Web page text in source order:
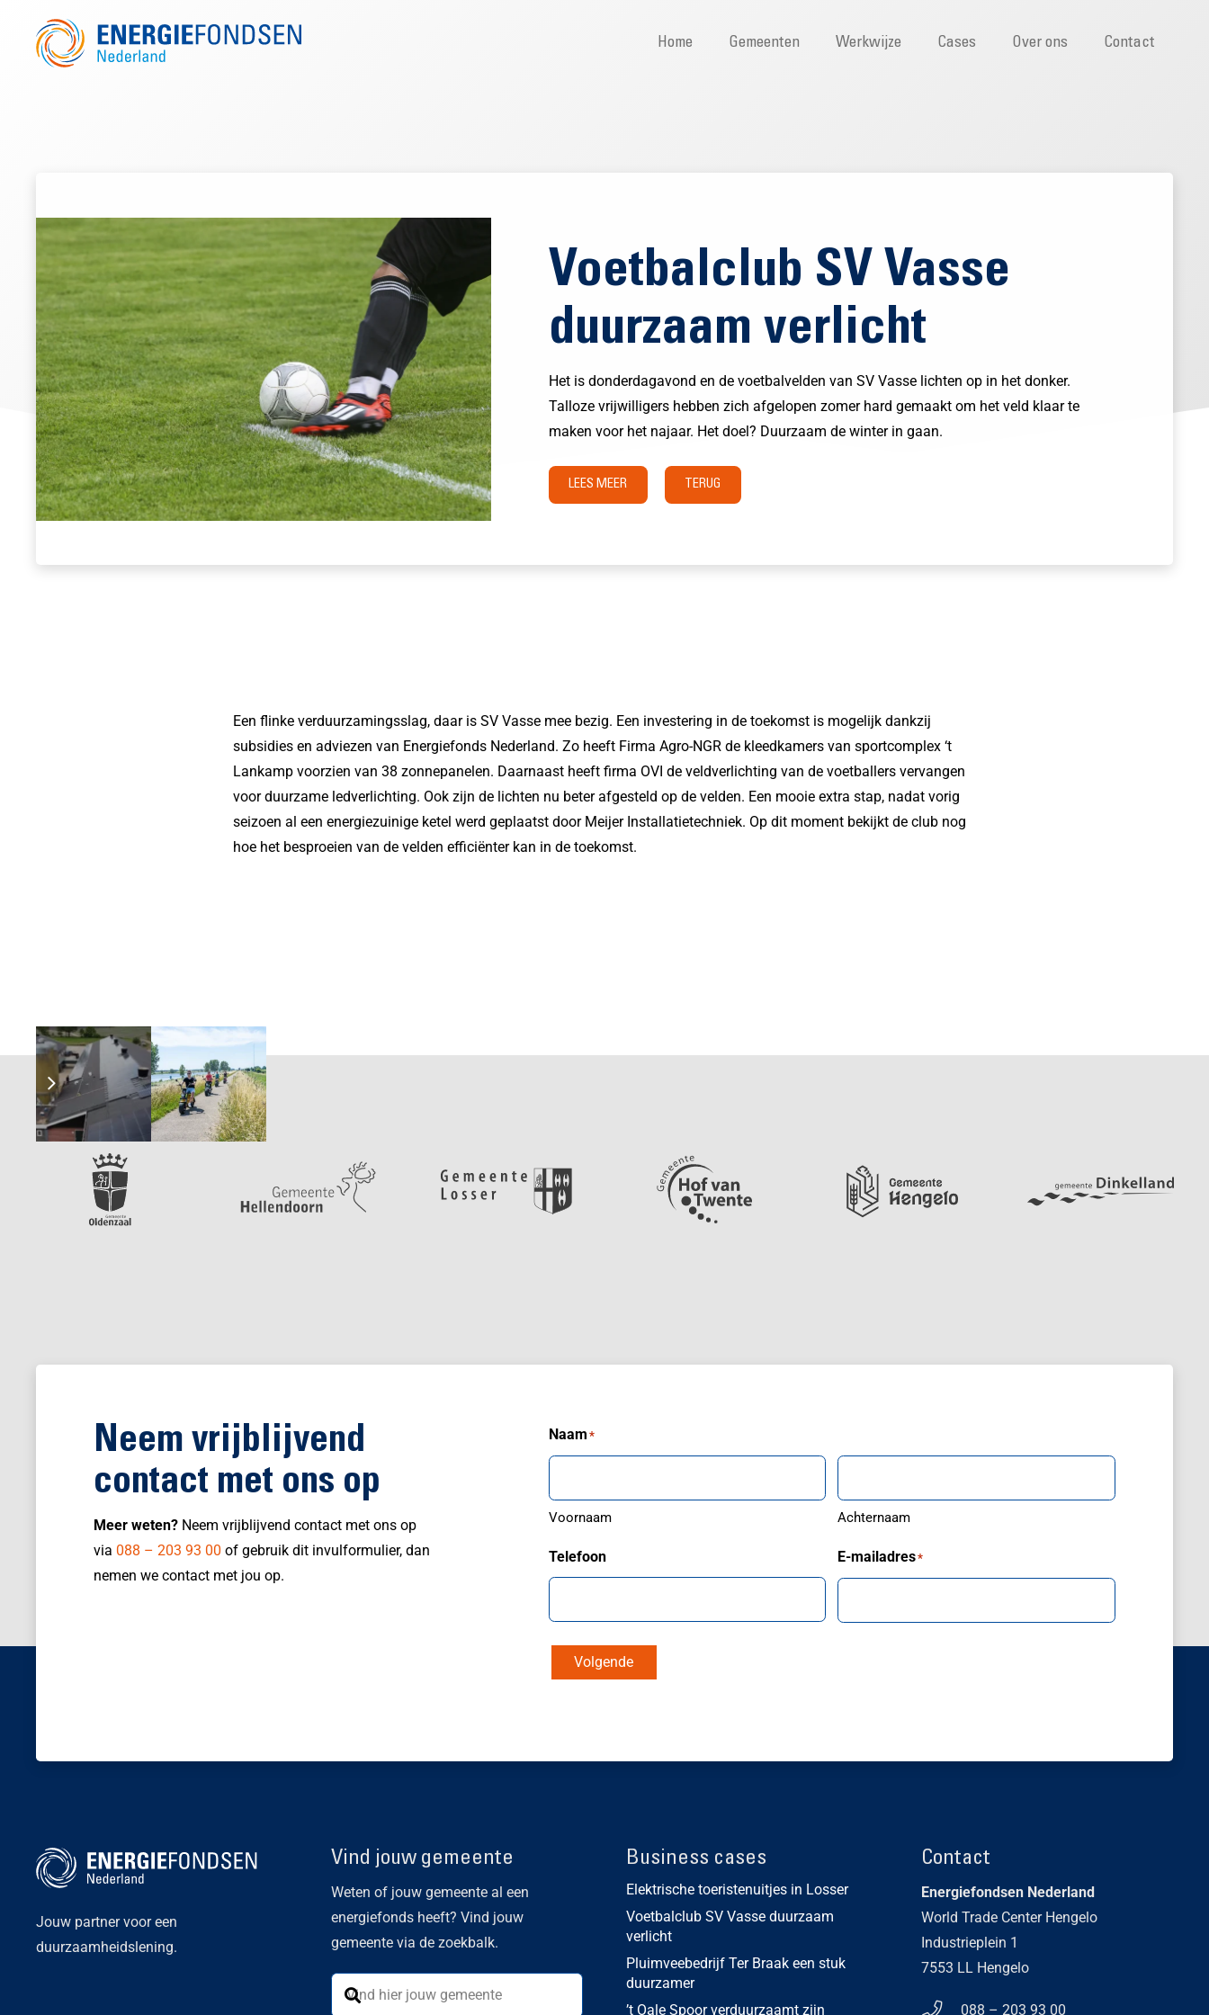
Home Gemeenten Werkwijze Cases Over ons Contact
Voetbalclub SV Vasse
duurzaam verlicht
Het is donderdagavond en de voetbalvelden van SV Vasse lichten op in het donker.
Talloze vrijwilligers hebben zich afgelopen zomer hard gemaakt om het veld klaar te
maken voor het najaar. Het doel? Duurzaam de winter in gaan.
LEES MEER TERUG
Een flinke verduurzamingsslag, daar is SV Vasse mee bezig. Een investering in de toekomst is mogelijk dankzij
subsidies en adviezen van Energiefonds Nederland. Zo heeft Firma Agro-NGR de kleedkamers van sportcomplex ‘t
Lankamp voorzien van 38 zonnepanelen. Daarnaast heeft firma OVI de veldverlichting van de voetballers vervangen
voor duurzame ledverlichting. Ook zijn de lichten nu beter afgesteld op de velden. Een mooie extra stap, nadat vorig
seizoen al een energiezuinige ketel werd geplaatst door Meijer Installatietechniek. Op dit moment bekijkt de club nog
hoe het besproeien van de velden efficiënter kan in de toekomst.
Referenties
Neem vrijblijvend
contact met ons op
Meer weten? Neem vrijblijvend contact met ons op
via 088 – 203 93 00 of gebruik dit invulformulier, dan
nemen we contact met jou op.
Naam *
Voornaam Achternaam
Telefoon E-mailadres*
Volgende
Jouw partner voor een
duurzaamheidslening.
Vind jouw gemeente
Weten of jouw gemeente al een
energiefonds heeft? Vind jouw
gemeente via de zoekbalk.
Business cases
Elektrische toeristenuitjes in Losser
Voetbalclub SV Vasse duurzaam
verlicht
Pluimveebedrijf Ter Braak een stuk
duurzamer
’t Oale Spoor verduurzaamt zijn
Contact
Energiefondsen Nederland
World Trade Center Hengelo
Industrieplein 1
7553 LL Hengelo
088 – 203 93 00